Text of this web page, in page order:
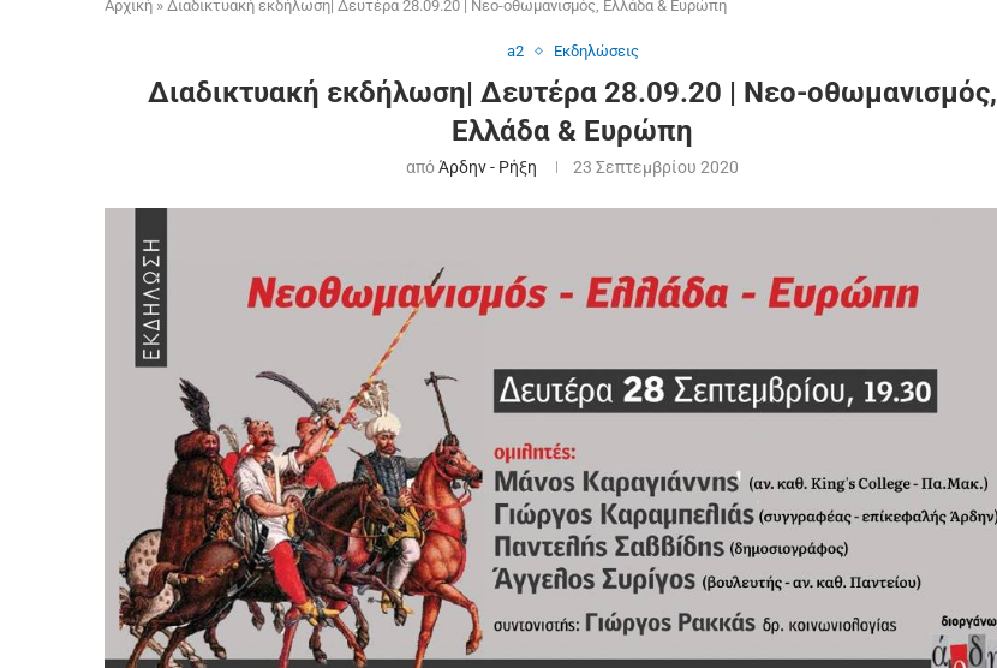
Αρχική » Διαδικτυακή εκδήλωση| Δευτέρα 28.09.20 | Νεο-οθωμανισμός, Ελλάδα & Ευρώπη
a2 Εκδηλώσεις
Διαδικτυακή εκδήλωση| Δευτέρα 28.09.20 | Νεο-οθωμανισμός,
Ελλάδα & Ευρώπη
απόΆρδην - Ρήξη 23 Σεπτεμβρίου 2020